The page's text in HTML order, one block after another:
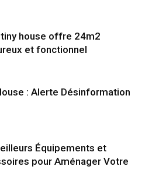
house offre 24m2
et fonctionnel
: Alerte Désinformation
Équipements et
pour Aménager Votre